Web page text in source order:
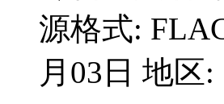
源格式:
月03日 地区